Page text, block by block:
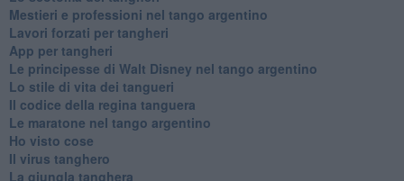
Mestieri e professioni nel tango argentino
Lavori forzati per tangheri
App per tangheri
Le principesse di Walt Disney nel tango argentino
Lo stile di vita dei tangueri
Il codice della regina tanguera
Le maratone nel tango argentino
Ho visto cose
Il virus tanghero
La giungla tanghera